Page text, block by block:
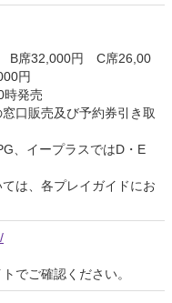
B席32,000円 C席26,00
円
時発売
口販売及び予約券引き取
、イープラスではD・E
は、各プレイガイドにお
でご確認ください。